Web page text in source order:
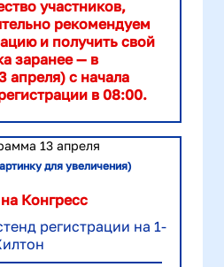
участников,
рекомендуем
и получить свой
заранее — в
апреля) с начала
в 08:00.
для увеличения)
Конгресс
регистрации на 1-